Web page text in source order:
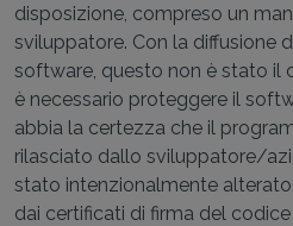
disposizione, compreso un
sviluppatore. Con la diffusione
software, questo non è stato il
è necessario proteggere il
abbia la certezza che il
rilasciato dallo sviluppatore/
stato intenzionalmente
dai certificati di firma del